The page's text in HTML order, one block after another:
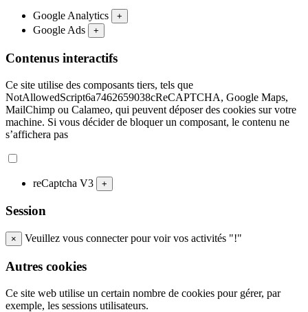
Google Analytics +
Google Ads +
Contenus interactifs
Ce site utilise des composants tiers, tels que
NotAllowedScript6a7462659038cReCAPTCHA, Google Maps,
MailChimp ou Calameo, qui peuvent déposer des cookies sur votre
machine. Si vous décider de bloquer un composant, le contenu ne
s’affichera pas
reCaptcha V3 +
Session
× Veuillez vous connecter pour voir vos activités "!"
Autres cookies
Ce site web utilise un certain nombre de cookies pour gérer, par
exemple, les sessions utilisateurs.